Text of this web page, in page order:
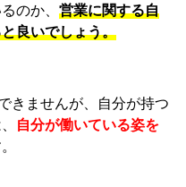
のか、 営業に関する自
良いでしょう。
きませんが、
自分が持つ
自分が働いている姿を